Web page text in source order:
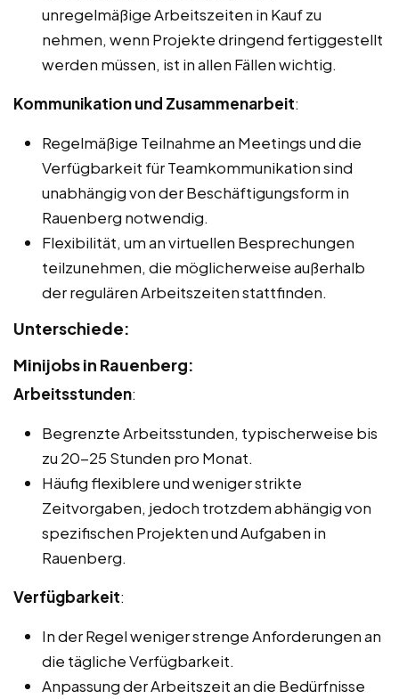
unregelmäßige Arbeitszeiten in Kauf zu
nehmen, wenn Projekte dringend fertiggestellt
werden müssen, ist in allen Fällen wichtig.
Kommunikation und Zusammenarbeit:
Regelmäßige Teilnahme an Meetings und die
Verfügbarkeit für Teamkommunikation sind
unabhängig von der Beschäftigungsform in
Rauenberg notwendig.
Flexibilität, um an virtuellen Besprechungen
teilzunehmen, die möglicherweise außerhalb
der regulären Arbeitszeiten stattfinden.
Unterschiede:
Minijobs in Rauenberg:
Arbeitsstunden:
Begrenzte Arbeitsstunden, typischerweise bis
zu 20-25 Stunden pro Monat.
Häufig flexiblere und weniger strikte
Zeitvorgaben, jedoch trotzdem abhängig von
spezifischen Projekten und Aufgaben in
Rauenberg.
Verfügbarkeit:
In der Regel weniger strenge Anforderungen an
die tägliche Verfügbarkeit.
Anpassung der Arbeitszeit an die Bedürfnisse